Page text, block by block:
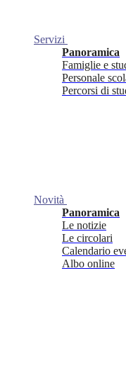
Servizi
Panoramica
Famiglie e
Personale
Percorsi di
Novità
Panoramica
Le notizie
Le circolari
Calendario
Albo online